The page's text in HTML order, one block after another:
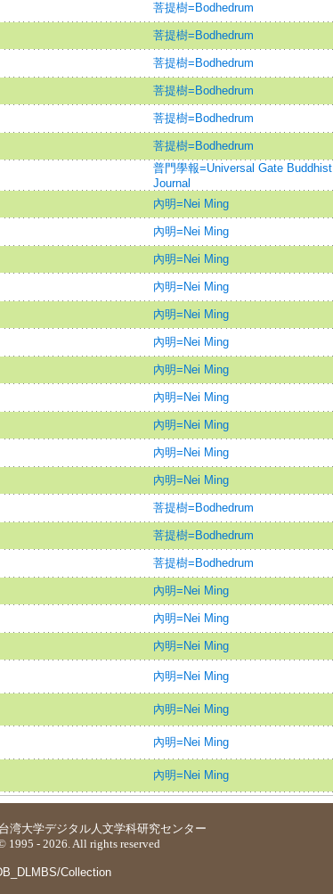
菩提樹=Bodhedrum
菩提樹=Bodhedrum
菩提樹=Bodhedrum
菩提樹=Bodhedrum
菩提樹=Bodhedrum
菩提樹=Bodhedrum
普門學報=Universal Gate Buddhist
Journal
內明=Nei Ming
內明=Nei Ming
內明=Nei Ming
內明=Nei Ming
內明=Nei Ming
內明=Nei Ming
內明=Nei Ming
內明=Nei Ming
內明=Nei Ming
內明=Nei Ming
內明=Nei Ming
菩提樹=Bodhedrum
菩提樹=Bodhedrum
菩提樹=Bodhedrum
內明=Nei Ming
內明=Nei Ming
內明=Nei Ming
內明=Nei Ming
內明=Nei Ming
內明=Nei Ming
內明=Nei Ming
湾大学デジタル人文学科研究センター
- 2026. All rights reserved
Collection